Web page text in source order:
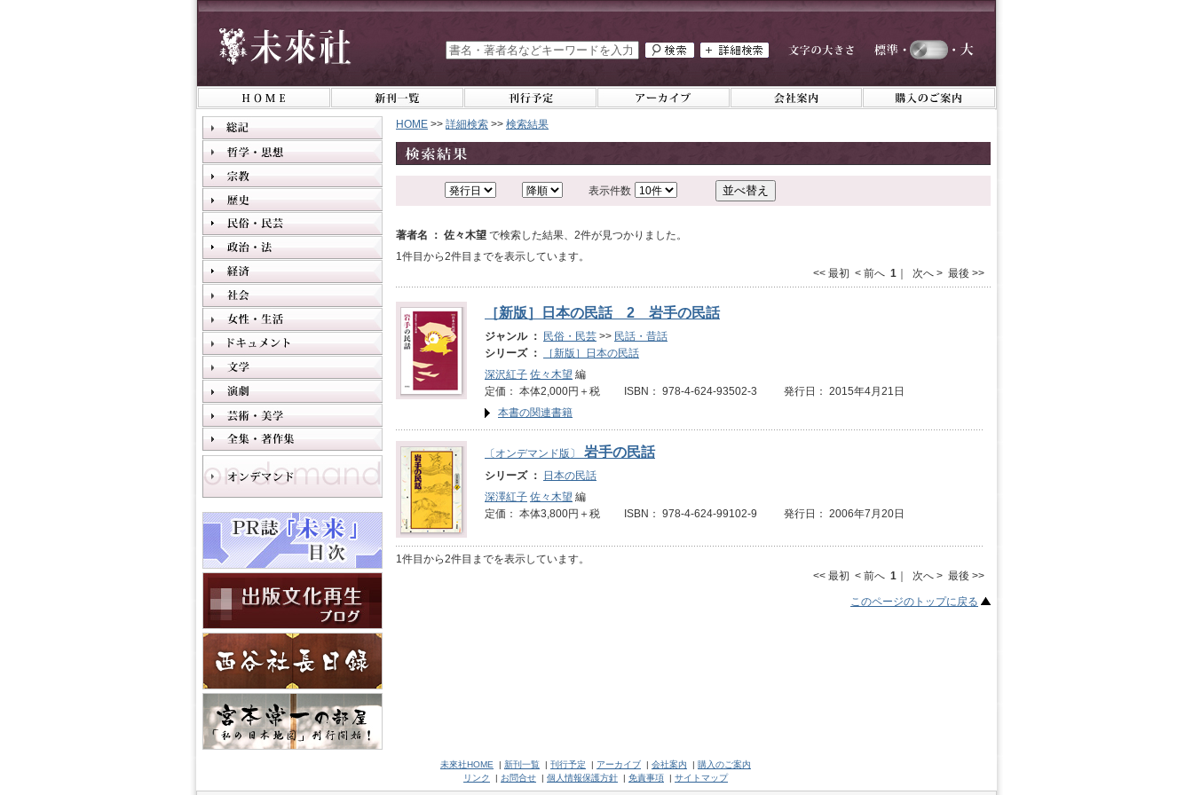
HOME >> 詳細検索 >> 検索結果
表示件数
著者名 ： 佐々木望 で検索した結果、2件が見つかりました。
1件目から2件目までを表示しています。
<< 最初 < 前へ 1 ｜ 次へ > 最後 >>
［新版］日本の民話 2 岩手の民話
ジャンル ： 民俗・民芸 >> 民話・昔話
シリーズ ：
［新版］日本の民話
深沢紅子 佐々木望 編
定価： 本体2,000円＋税 ISBN： 978-4-624-93502-3 発行日： 2015年4月21日
本書の関連書籍
〔オンデマンド版〕 岩手の民話
シリーズ ：
日本の民話
深澤紅子 佐々木望 編
定価： 本体3,800円＋税 ISBN： 978-4-624-99102-9 発行日： 2006年7月20日
1件目から2件目までを表示しています。
<< 最初 < 前へ 1 ｜ 次へ > 最後 >>
このページのトップに戻る
未來社HOME | 新刊一覧 | 刊行予定 | アーカイブ | 会社案内 | 購入のご案内
リンク
| お問合せ | 個人情報保護方針 | 免責事項 | サイトマップ